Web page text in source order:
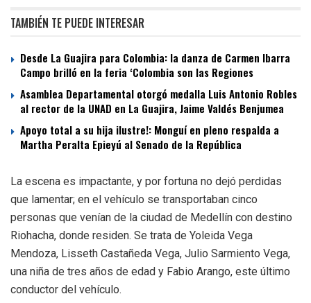
TAMBIÉN TE PUEDE INTERESAR
Desde La Guajira para Colombia: la danza de Carmen Ibarra
Campo brilló en la feria ‘Colombia son las Regiones
Asamblea Departamental otorgó medalla Luis Antonio Robles
al rector de la UNAD en La Guajira, Jaime Valdés Benjumea
Apoyo total a su hija ilustre!: Monguí en pleno respalda a
Martha Peralta Epieyú al Senado de la República
La escena es impactante, y por fortuna no dejó perdidas
que lamentar; en el vehículo se transportaban cinco
personas que venían de la ciudad de Medellín con destino
Riohacha, donde residen. Se trata de Yoleida Vega
Mendoza, Lisseth Castañeda Vega, Julio Sarmiento Vega,
una niña de tres años de edad y Fabio Arango, este último
conductor del vehículo.